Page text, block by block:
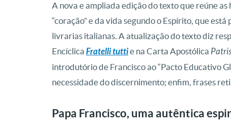
A nova e ampliada edição do texto que reúne
“coração” e da vida segundo o Espírito, que
livrarias italianas. A atualização do texto diz
Encíclica Fratelli tuttie na Carta Apostólica
introdutório de Francisco ao “Pacto Educativo
necessidade do discernimento; enfim, frases
Papa Francisco, uma autêntica